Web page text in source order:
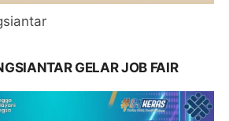
GELAR JOB FAIR